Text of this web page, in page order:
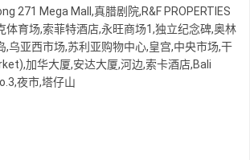
271 Mega Mall,真腊剧院,R&F PROPERTIES
体育场,索菲特酒店,永旺商场1,独立纪念碑,奥林
,乌亚西市场,苏利亚购物中心,皇宫,中央市场,干
加华大厦,安达大厦,河边,索卡酒店,Bali
夜市,塔仔山